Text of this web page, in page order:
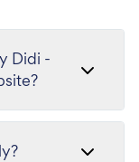
Didi -